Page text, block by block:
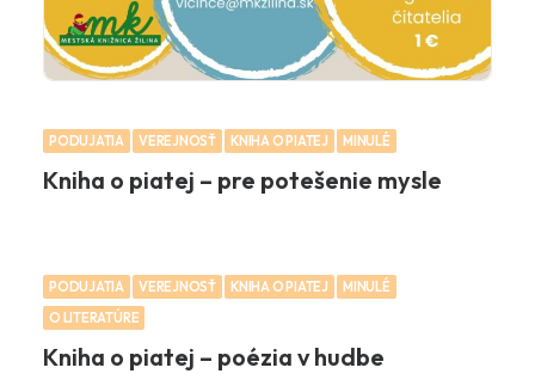
PODUJATIA VEREJNOSŤ KNIHA O PIATEJ MINULÉ
Kniha o piatej – pre potešenie mysle
PODUJATIA VEREJNOSŤ KNIHA O PIATEJ
MINULÉ
O LITERATÚRE
Kniha o piatej – poézia v hudbe